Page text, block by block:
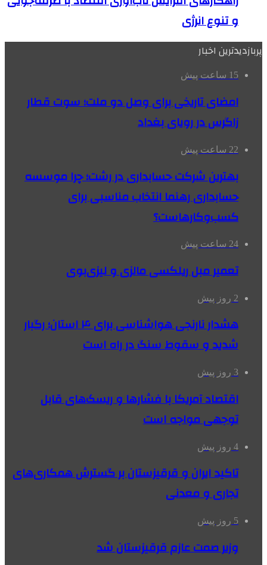
و تنوع انرژی
پربازدیدترین اخبار
15 ساعت پیش
امضای تاریخی برای وصل دو ملت؛ سوت قطار
زاگرس در رویای بغداد
22 ساعت پیش
بهترین شرکت حسابداری در رشت؛ چرا موسسه
حسابداری رهنما انتخاب مناسبی برای
کسب‌وکارهاست؟
24 ساعت پیش
تعمیر مبل ریلکسی مالزی و لیزی‌بوی
2 روز پیش
هشدار نارنجی هواشناسی برای ۴ استان؛ رگبار
شدید و سقوط سنگ در راه است
3 روز پیش
اقتصاد آمریکا با فشارها و ریسک‌های قابل
توجهی مواجه است
4 روز پیش
تاکید ایران و قرقیزستان بر گسترش همکاری‌های
تجاری و معدنی
5 روز پیش
وزیر صمت عازم قرقیزستان شد